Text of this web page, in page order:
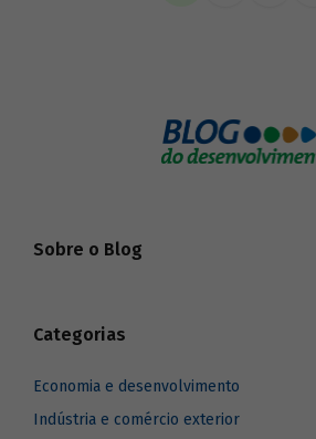
Sobre o Blog
Categorias
Economia e desenvolvimento
Indústria e comércio exterior